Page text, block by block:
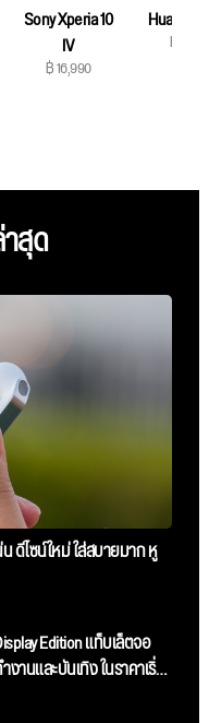
Sony Xperia 10
IV
฿ 16,990
Huawei
฿
สุด
ดีไซน์ใหม่ ใส่สบายมาก หู
Edition แท็บเล็ตจอ
านและบันเทิง ในราคาเริ่ม